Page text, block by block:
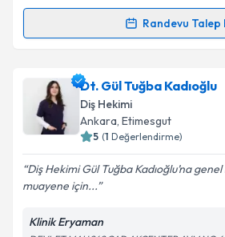
Kişisel verilerimin
'ni okudum ve kişisel
kapsamda işlenmesini kabul
Takvim Talebini
Randevu Talep
Randevu Takvimi Talebi
Dt. Ahmet Arıyürekiçin randevu
oluşturun. Size bu uzmandan
takvim hazırlandığında e-posta
Kişisel verilerimin işlenmesine
Dt. Gül Tuğba Kadıoğlu
Diş Hekimi
Ankara, Etimesgut
5 (1 Değerlendirme)
Diş Hekimi Gül Tuğba Kadıoğlu’na
muayene için...
Klinik Eryaman